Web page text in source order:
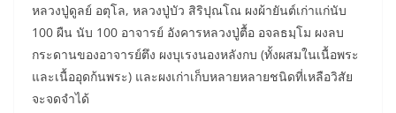
หลวงปู่ดูลย์ อตุโล, หลวงปู่บัว สิริปุณโณ ผงผ้ายันต์เก่าแก่นับ
100 ผืน นับ 100 อาจารย์ อังคารหลวงปู่ตื้อ อจลธมฺโม ผงลบ
กระดานของอาจารย์ตึง ผงบุเรงนองหลังกบ (ทั้งผสมในเนื้อพระ
และเนื้ออุดก้นพระ) และผงเก่าเก็บหลายหลายชนิดที่เหลือวิสัย
จะจดจำได้